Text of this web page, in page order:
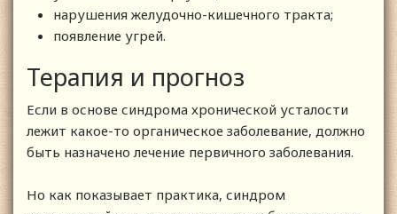
нарушения желудочно-кишечного тракта;
появление угрей.
Терапия и прогноз
Если в основе синдрома хронической усталости
лежит какое-то органическое заболевание, должно
быть назначено лечение первичного заболевания.
Но как показывает практика, синдром